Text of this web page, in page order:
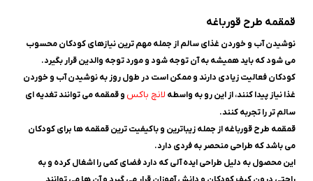
قمقمه طرح قورباغه
نوشیدن آب و خوردن غذای سالم از جمله مهم ترین نیازهای کودکان محسوب
می شود که باید همیشه به آن توجه شود و مورد توجه والدین قرار بگیرد.
کودکان فعالیت زیادی دارند و ممکن است در طول روز به نوشیدن آب و خوردن
غذا نیاز پیدا کنند، از این رو به واسطه لانچ باکس و قمقمه می توانند تغدیه ای
سالم تر را تجربه کنند.
قمقمه طرح قورباغه از جمله زیباترین و باکیفیت ترین قمقمه ها برای کودکان
می باشد که طراحی منحصر به فردی دارد.
این محصول به دلیل طراحی ایده آلی که دارد فضای کمی را اشغال کرده و به